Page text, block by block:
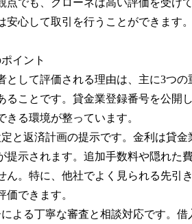
安心して取引を行うことができます
イント
として評価される理由は、主に3つ
ることです。貸金業登録番号を公開
る環境が整っています。
と返済計画の提示です。金利は貸
提示されます。追加手数料や隠れた
ん。特に、他社でよく見られる先引
できます。
よる丁寧な審査と相談対応です。